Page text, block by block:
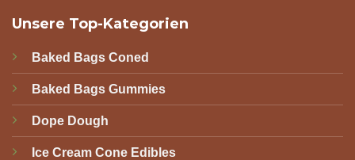
Unsere Top-Kategorien
Baked Bags Coned
Baked Bags Gummies
Dope Dough
Ice Cream Cone Edibles